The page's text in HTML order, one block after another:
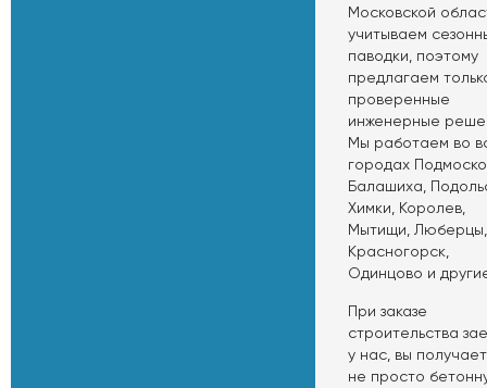
Московской
учитываем
паводки, поэтому
предлагаем
проверенные
инженерные
Мы работаем во
городах
Балашиха,
Химки, Королев,
Мытищи, Люберцы,
Красногорск,
Одинцово и
При заказе
строительства
у нас, вы
не просто